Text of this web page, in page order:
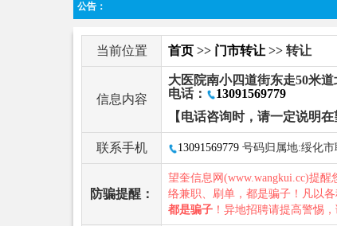
公告：
当前位置 首页 >> 门市转让 >> 转让
信息内容
大医院南小四道街东走50米
电话：
13091569779
【电话咨询时，请一定说明
联系手机 13091569779 号码归属地:绥化市
防骗提醒：
望奎信息网(www.wangkui.cc)提醒
络兼职、刷单，都是骗子！凡以
都是骗子 ！异地招聘请提高警惕，